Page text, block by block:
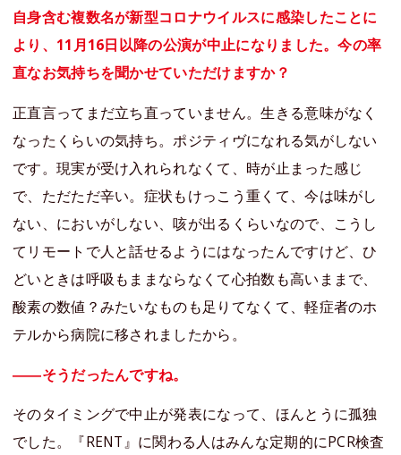
自身含む複数名が新型コロナウイルスに感染したことに
より、11月16日以降の公演が中止になりました。今の率
直なお気持ちを聞かせていただけますか？
正直言ってまだ立ち直っていません。生きる意味がなく
なったくらいの気持ち。ポジティヴになれる気がしない
です。現実が受け入れられなくて、時が止まった感じ
で、ただただ辛い。症状もけっこう重くて、今は味がし
ない、においがしない、咳が出るくらいなので、こうし
てリモートで人と話せるようにはなったんですけど、ひ
どいときは呼吸もままならなくて心拍数も高いままで、
酸素の数値？みたいなものも足りてなくて、軽症者のホ
テルから病院に移されましたから。
――そうだったんですね。
そのタイミングで中止が発表になって、ほんとうに孤独
でした。『RENT』に関わる人はみんな定期的にPCR検査